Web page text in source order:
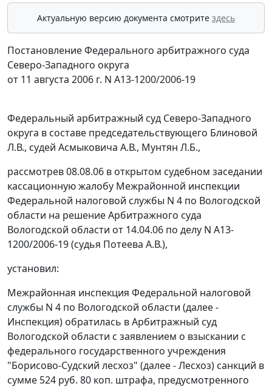
Актуальную версию документа смотрите здесь
Постановление Федерального арбитражного суда
Северо-Западного округа
от 11 августа 2006 г. N А13-1200/2006-19
Федеральный арбитражный суд Северо-Западного
округа в составе председательствующего Блиновой
Л.В., судей Асмыковича А.В., Мунтян Л.Б.,
рассмотрев 08.08.06 в открытом судебном заседании
кассационную жалобу Межрайонной инспекции
Федеральной налоговой службы N 4 по Вологодской
области на решение Арбитражного суда
Вологодской области от 14.04.06 по делу N А13-
1200/2006-19 (судья Потеева А.В.),
установил:
Межрайонная инспекция Федеральной налоговой
службы N 4 по Вологодской области (далее -
Инспекция) обратилась в Арбитражный суд
Вологодской области с заявлением о взыскании с
федерального государственного учреждения
"Борисово-Судский лесхоз" (далее - Лесхоз) санкций в
сумме 524 руб. 80 коп. штрафа, предусмотренного